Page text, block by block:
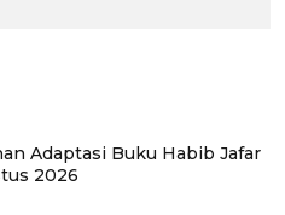
Adaptasi Buku Habib Jafar
2026